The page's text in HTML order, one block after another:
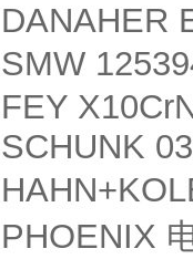
DANAHER
SMW
FEY
SCHUNK
PHOENIX